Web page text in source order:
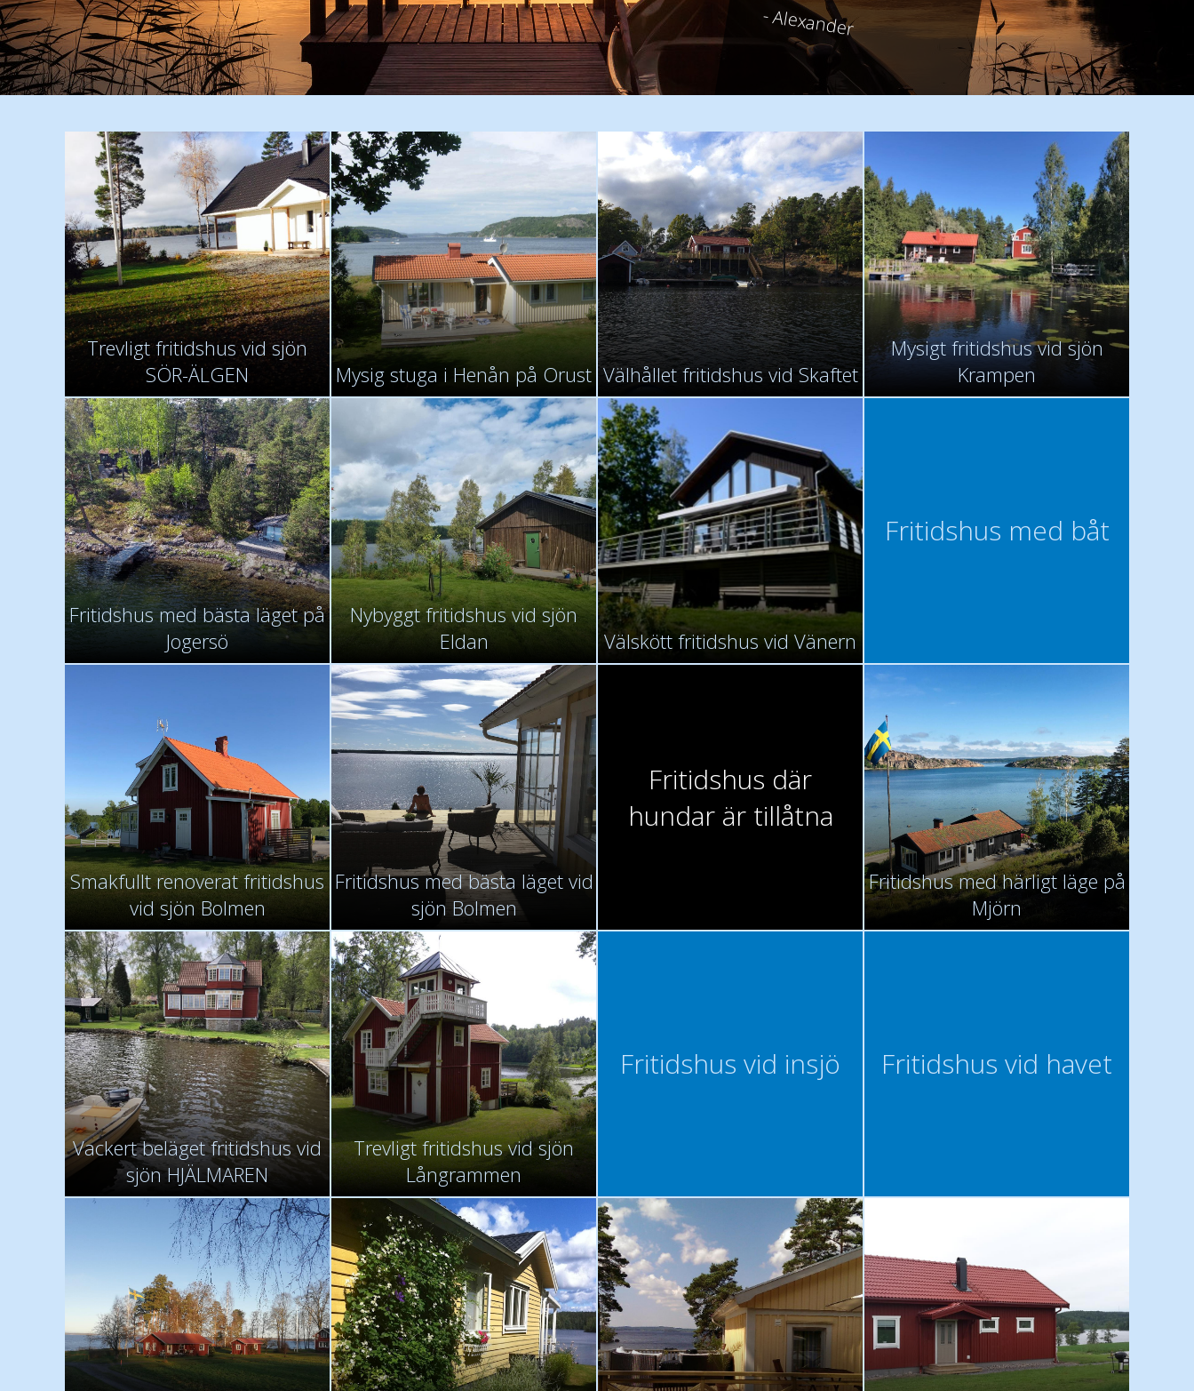
- Alexander
Trevligt fritidshus vid sjön
SÖR-ÄLGEN
Mysig stuga i Henån på Orust Välhållet fritidshus vid Skaftet
Mysigt fritidshus vid sjön
Krampen
Fritidshus med bästa läget på
Jogersö
Nybyggt fritidshus vid sjön
Eldan
Välskött fritidshus vid Vänern
Fritidshus med båt
Smakfullt renoverat fritidshus
vid sjön Bolmen
Fritidshus med bästa läget vid
sjön Bolmen
Fritidshus där
hundar är tillåtna
Fritidshus med härligt läge på
Mjörn
Vackert beläget fritidshus vid
sjön HJÄLMAREN
Trevligt fritidshus vid sjön
Långrammen
Fritidshus vid insjö Fritidshus vid havet